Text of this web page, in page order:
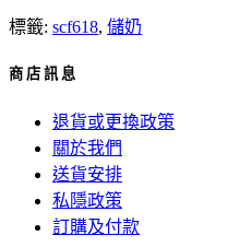
標籤: scf618, 儲奶
商 店 訊 息
退貨或更換政策
關於我們
送貨安排
私隱政策
訂購及付款